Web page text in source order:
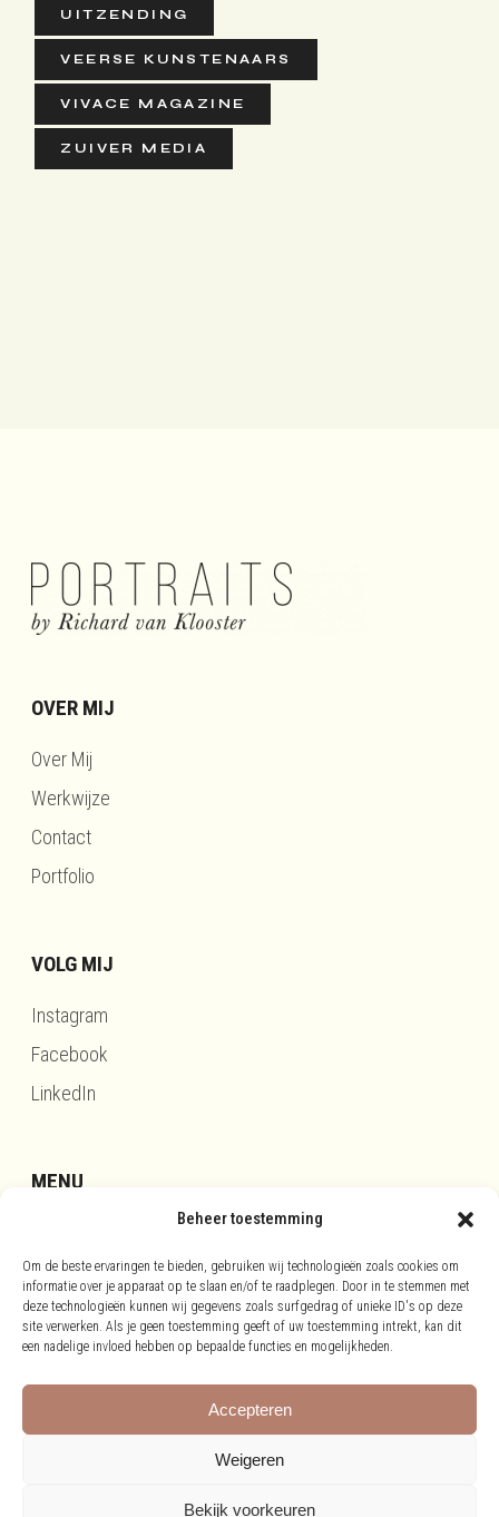
Beheer toestemming
Om de beste ervaringen te bieden, gebruiken wij technologieën zoals cookies om
informatie over je apparaat op te slaan en/of te raadplegen. Door in te stemmen met
deze technologieën kunnen wij gegevens zoals surfgedrag of unieke ID's op deze
site verwerken. Als je geen toestemming geeft of uw toestemming intrekt, kan dit
een nadelige invloed hebben op bepaalde functies en mogelijkheden.
Accepteren
Weigeren
Bekijk voorkeuren
UITZENDING
VEERSE KUNSTENAARS
VIVACE MAGAZINE
ZUIVER MEDIA
OVER MIJ
Over Mij
Werkwijze
Contact
Portfolio
VOLG MIJ
Instagram
Facebook
LinkedIn
MENU
Disclaimer
Privacy
Cookies